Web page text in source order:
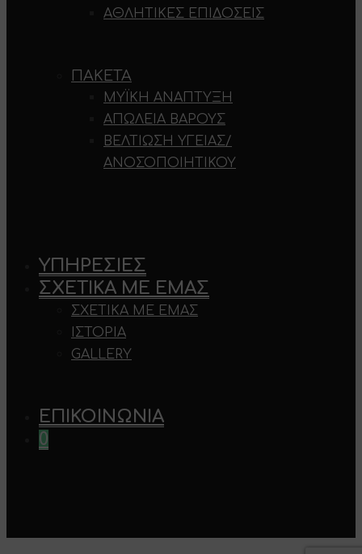
ΑΘΛΗΤΙΚΈΣ ΕΠΙΔΌΣΕΙΣ
ΠΑΚΈΤΑ
ΜΥΪΚΉ ΑΝΆΠΤΥΞΗ
ΑΠΏΛΕΙΑ ΒΆΡΟΥΣ
ΒΕΛΤΊΩΣΗ ΥΓΕΊΑΣ/
ΑΝΟΣΟΠΟΙΗΤΙΚΟΎ
ΥΠΗΡΕΣΊΕΣ
ΣΧΕΤΙΚΆ ΜΕ ΕΜΆΣ
ΣΧΕΤΙΚΆ ΜΕ ΕΜΆΣ
ΙΣΤΟΡΊΑ
GALLERY
ΕΠΙΚΟΙΝΩΝΊΑ
0